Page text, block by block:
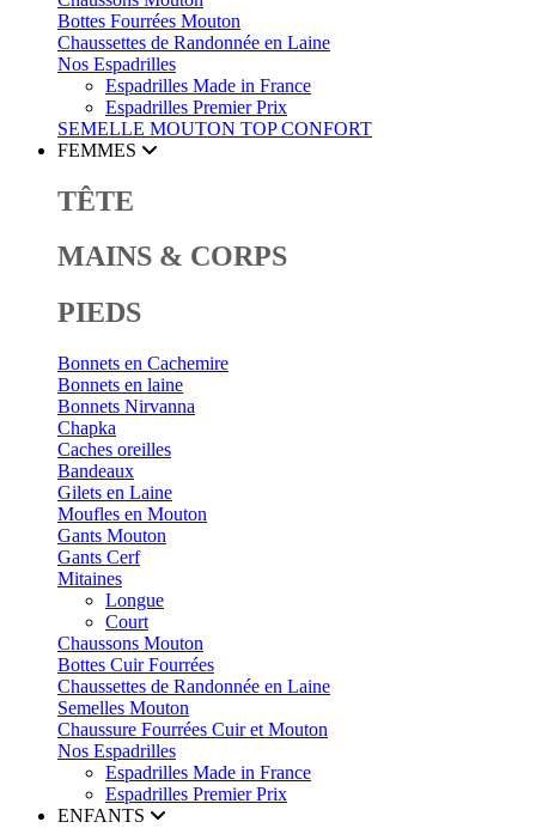
Bottes Fourrées Mouton
Chaussettes de Randonnée en Laine
Nos Espadrilles
Espadrilles Made in France
Espadrilles Premier Prix
SEMELLE MOUTON TOP CONFORT
FEMMES
TÊTE
MAINS & CORPS
PIEDS
Bonnets en Cachemire
Bonnets en laine
Bonnets Nirvanna
Chapka
Caches oreilles
Bandeaux
Gilets en Laine
Moufles en Mouton
Gants Mouton
Gants Cerf
Mitaines
Longue
Court
Chaussons Mouton
Bottes Cuir Fourrées
Chaussettes de Randonnée en Laine
Semelles Mouton
Chaussure Fourrées Cuir et Mouton
Nos Espadrilles
Espadrilles Made in France
Espadrilles Premier Prix
ENFANTS